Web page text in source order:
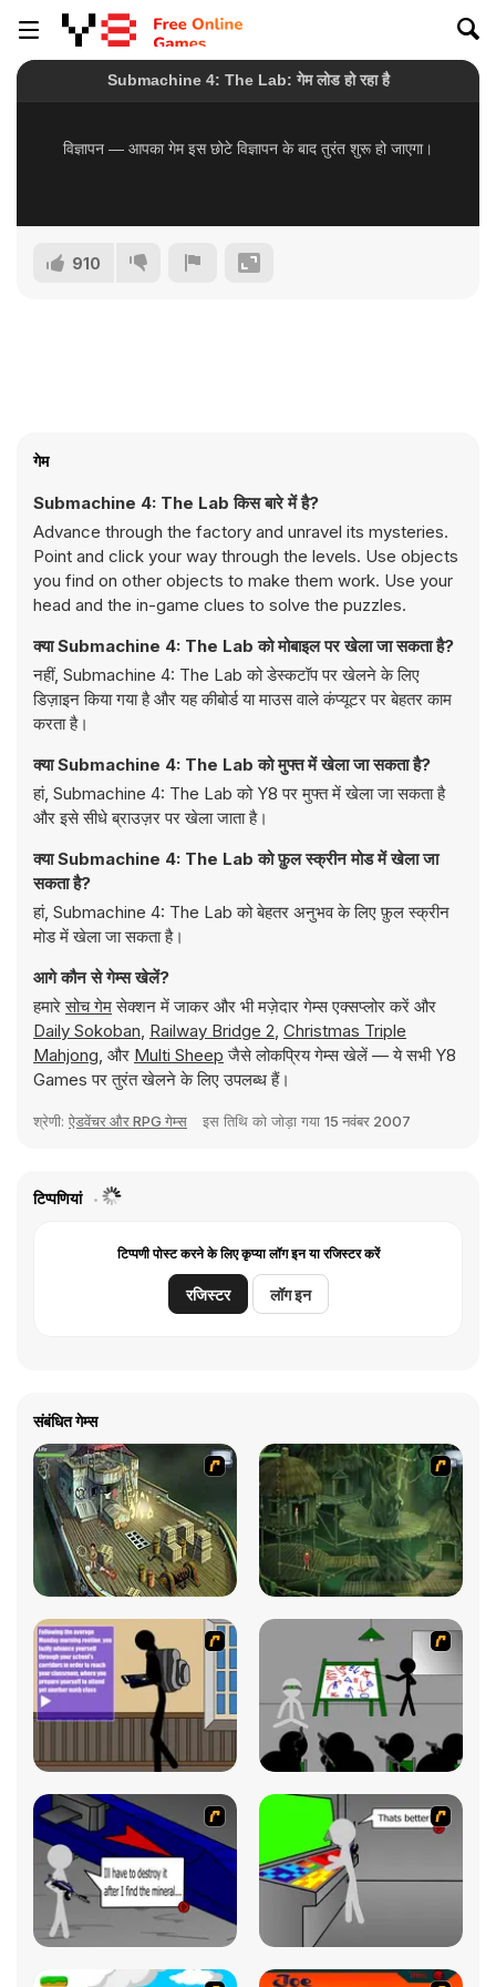
910
गेम
Submachine 4: The Lab किस बारे में है?
Advance through the factory and unravel its mysteries.
Point and click your way through the levels. Use objects
you find on other objects to make them work. Use your
head and the in-game clues to solve the puzzles.
क्या Submachine 4: The Lab को मोबाइल पर खेला जा सकता है?
नहीं, Submachine 4: The Lab को डेस्कटॉप पर खेलने के लिए
डिज़ाइन किया गया है और यह कीबोर्ड या माउस वाले कंप्यूटर पर बेहतर काम
करता है।
क्या Submachine 4: The Lab को मुफ्त में खेला जा सकता है?
हां, Submachine 4: The Lab को Y8 पर मुफ्त में खेला जा सकता है
और इसे सीधे ब्राउज़र पर खेला जाता है।
क्या Submachine 4: The Lab को फ़ुल स्क्रीन मोड में खेला जा
सकता है?
हां, Submachine 4: The Lab को बेहतर अनुभव के लिए फ़ुल स्क्रीन
मोड में खेला जा सकता है।
आगे कौन से गेम्स खेलें?
हमारेसोच गेमसेक्शन में जाकर और भी मज़ेदार गेम्स एक्सप्लोर करें और
Daily Sokoban, Railway Bridge 2, Christmas Triple
Mahjong, और Multi Sheep जैसे लोकप्रिय गेम्स खेलें — ये सभी Y8
Games पर तुरंत खेलने के लिए उपलब्ध हैं।
श्रेणी: ऐडवेंचर और RPG गेम्स इस तिथि को जोड़ा गया 15 नवंबर 2007
टिप्पणियां
टिप्पणी पोस्ट करने के लिए कृप्या लॉग इन या रजिस्टर करें
रजिस्टर लॉग इन
संबंधित गेम्स